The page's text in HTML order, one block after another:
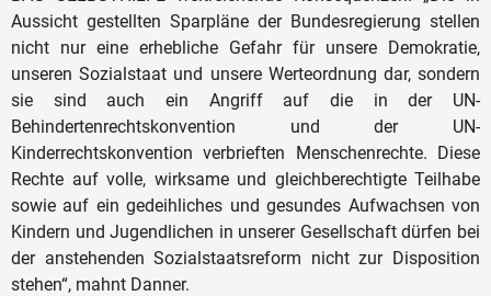
Aussicht gestellten Sparpläne der Bundesregierung stellen
nicht nur eine erhebliche Gefahr für unsere Demokratie,
unseren Sozialstaat und unsere Werteordnung dar, sondern
sie sind auch ein Angriff auf die in der UN-
Behindertenrechtskonvention und der UN-
Kinderrechtskonvention verbrieften Menschenrechte. Diese
Rechte auf volle, wirksame und gleichberechtigte Teilhabe
sowie auf ein gedeihliches und gesundes Aufwachsen von
Kindern und Jugendlichen in unserer Gesellschaft dürfen bei
der anstehenden Sozialstaatsreform nicht zur Disposition
stehen“, mahnt Danner.